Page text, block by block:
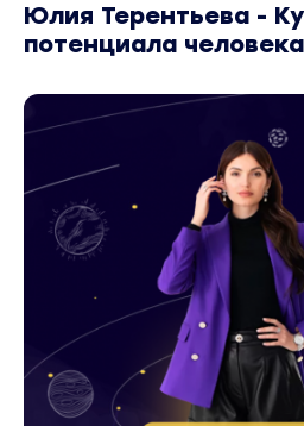
Юлия Терентьева -
потенциала